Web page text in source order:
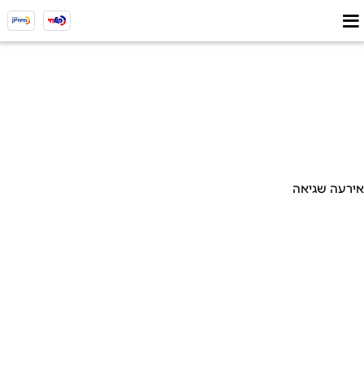
אירעה שגיאה